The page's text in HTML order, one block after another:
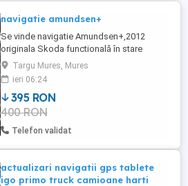
navigatie amundsen+
Se vinde navigatie Amundsen+,2012
originala Skoda functională în stare
perfectă,a fost montata pe o skoda fabia
2 . Se vinde pt.k sa facut un upgrade!
Targu Mures, Mures
ieri 06:24
395 RON
400 RON
Telefon validat
actualizari navigatii gps tablete
igo primo truck camioane harti